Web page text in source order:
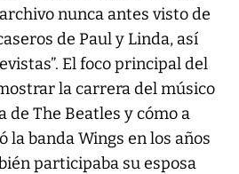
nunca antes visto de
de Paul y Linda, así
El foco principal del
la carrera del músico
de The Beatles y cómo a
banda Wings en los años
participaba su esposa